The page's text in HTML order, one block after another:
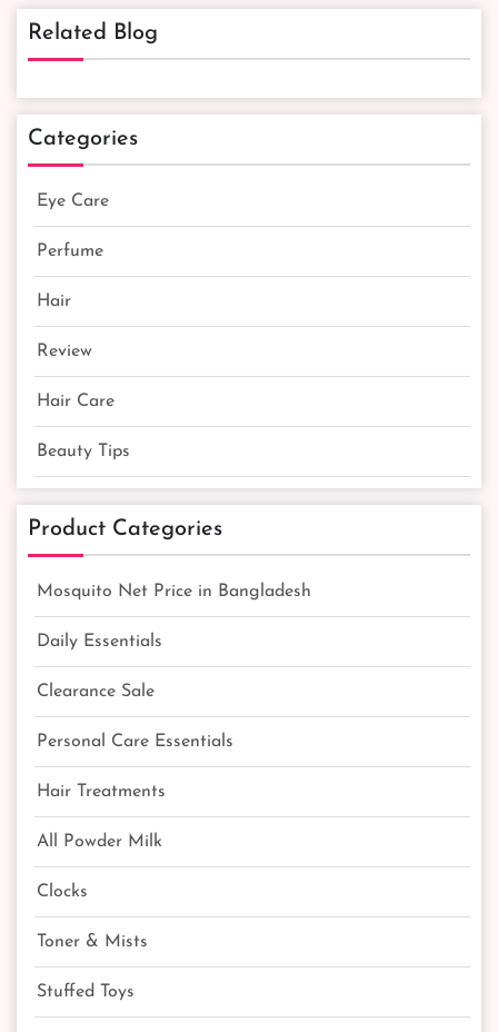
৳ 690
Shake for Optimum
Milk Chocolate Shake
Related Blog
Categories
Eye Care
Perfume
Hair
Review
Hair Care
Beauty Tips
Product Categories
Mosquito Net Price in Bangladesh
Daily Essentials
Clearance Sale
Personal Care Essentials
Hair Treatments
All Powder Milk
Clocks
Toner & Mists
Stuffed Toys